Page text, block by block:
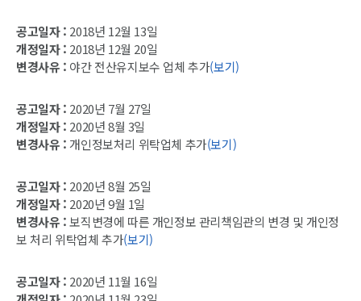
공고일자 : 2018년 12월 13일
개정일자 : 2018년 12월 20일
변경사유 : 야간 전산유지보수 업체 추가(보기)
공고일자 : 2020년 7월 27일
개정일자 : 2020년 8월 3일
변경사유 : 개인정보처리 위탁업체 추가(보기)
공고일자 : 2020년 8월 25일
개정일자 : 2020년 9월 1일
변경사유 :보직변경에 따른 개인정보 관리책임관의 변경 및 개인정
보 처리 위탁업체 추가(보기)
공고일자 : 2020년 11월 16일